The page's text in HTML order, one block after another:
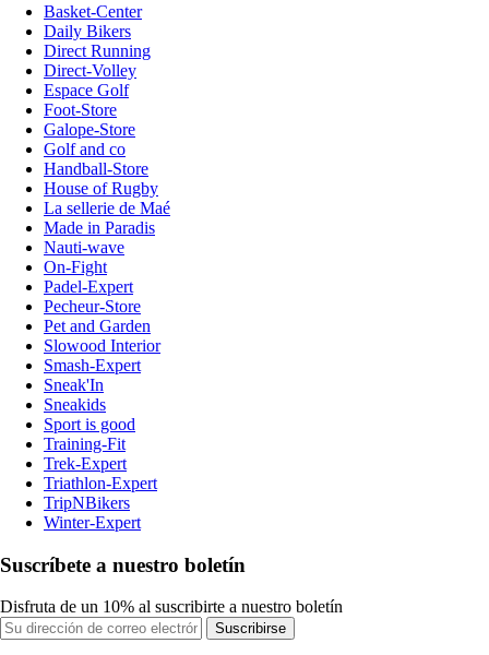
Basket-Center
Daily Bikers
Direct Running
Direct-Volley
Espace Golf
Foot-Store
Galope-Store
Golf and co
Handball-Store
House of Rugby
La sellerie de Maé
Made in Paradis
Nauti-wave
On-Fight
Padel-Expert
Pecheur-Store
Pet and Garden
Slowood Interior
Smash-Expert
Sneak'In
Sneakids
Sport is good
Training-Fit
Trek-Expert
Triathlon-Expert
TripNBikers
Winter-Expert
Suscríbete a nuestro boletín
Disfruta de un 10% al suscribirte a nuestro boletín
Suscribirse